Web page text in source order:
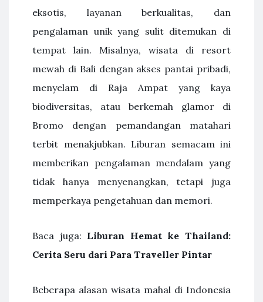
eksotis, layanan berkualitas, dan
pengalaman unik yang sulit ditemukan di
tempat lain. Misalnya, wisata di resort
mewah di Bali dengan akses pantai pribadi,
menyelam di Raja Ampat yang kaya
biodiversitas, atau berkemah glamor di
Bromo dengan pemandangan matahari
terbit menakjubkan. Liburan semacam ini
memberikan pengalaman mendalam yang
tidak hanya menyenangkan, tetapi juga
memperkaya pengetahuan dan memori.
Baca juga: Liburan Hemat ke Thailand:
Cerita Seru dari Para Traveller Pintar
Beberapa alasan wisata mahal di Indonesia